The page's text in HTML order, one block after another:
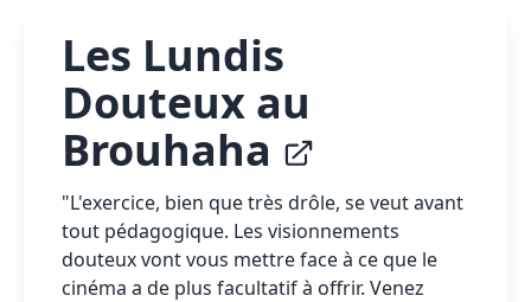
Les Lundis
Douteux au
Brouhaha
"L'exercice, bien que très drôle, se veut avant
tout pédagogique. Les visionnements
douteux vont vous mettre face à ce que le
cinéma a de plus facultatif à offrir. Venez